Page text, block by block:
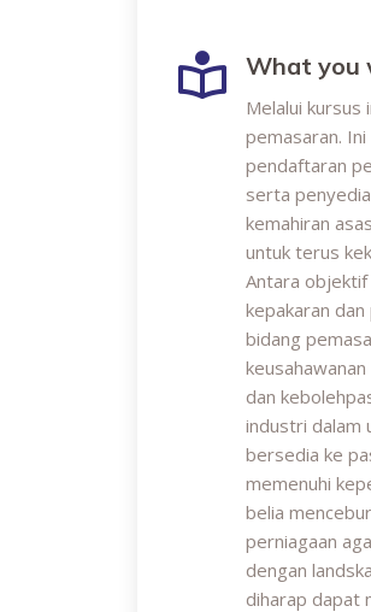
What you
Melalui kursus
pemasaran.
pendaftaran
serta
kemahiran
untuk terus
Antara objektif
kepakaran
bidang
dan
industri dalam
bersedia ke
memenuhi
belia
perniagaan
dengan
diharap dapat